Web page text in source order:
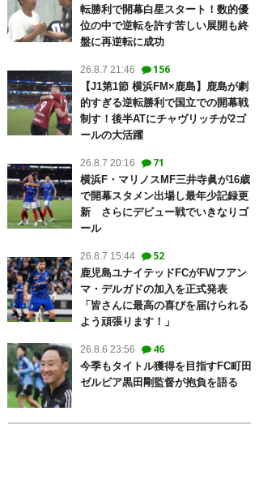
転勝利で開幕白星スタート！数的優
位の中で逆転を許す苦しい展開も終
盤に再逆転に成功
26.8.7 21:46 156
【J1第1節 横浜FM×鹿島】鹿島が劇
的すぎる逆転勝利で国立での開幕戦
制す！後半ATにチャヴリッチが2ゴ
ールの大活躍
26.8.7 20:16 71
横浜F・マリノスMF三井寺眞が16歳
で開幕スタメン出場し最年少記録更
新 さらにデビュー戦でいきなりゴ
ール
26.8.7 15:44 52
鹿児島ユナイテッドFCがFWフアン
マ・デルガドの加入を正式発表
「皆さんに最高の喜びを届けられる
よう頑張ります！」
26.8.6 23:56 46
今季もタイトル獲得を目指すFC町田
ゼルビア黒田剛監督が抱負を語る